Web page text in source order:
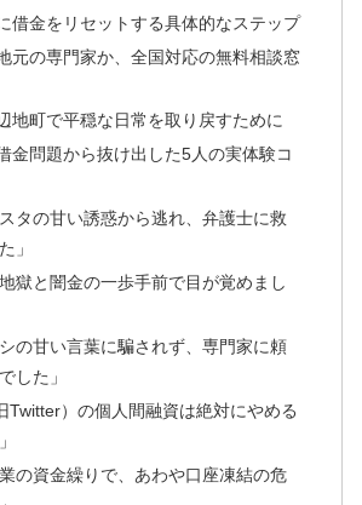
借金をリセットする具体的なステップ
元の専門家か、全国対応の無料相談窓
地町で平穏な日常を取り戻すために
金問題から抜け出した5人の実体験コ
タの甘い誘惑から逃れ、弁護士に救
」
獄と闇金の一歩手前で目が覚めまし
の甘い言葉に騙されず、専門家に頼
した」
）の個人間融資は絶対にやめる
の資金繰りで、あわや口座凍結の危